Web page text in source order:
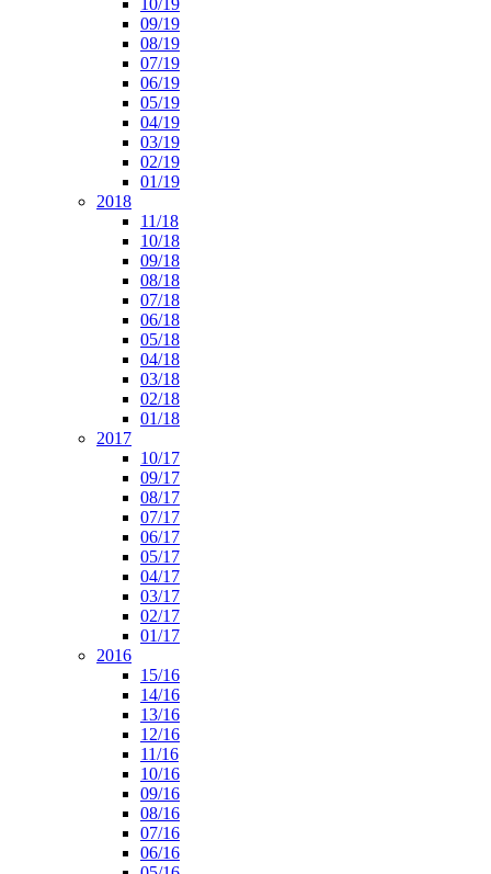
10/19
09/19
08/19
07/19
06/19
05/19
04/19
03/19
02/19
01/19
2018
11/18
10/18
09/18
08/18
07/18
06/18
05/18
04/18
03/18
02/18
01/18
2017
10/17
09/17
08/17
07/17
06/17
05/17
04/17
03/17
02/17
01/17
2016
15/16
14/16
13/16
12/16
11/16
10/16
09/16
08/16
07/16
06/16